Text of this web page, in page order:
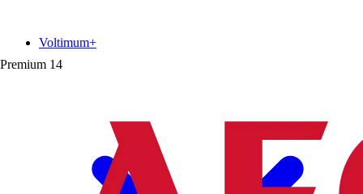
Premium 14
Voltimum+